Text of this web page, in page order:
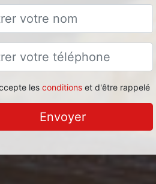
les conditionset d'être rappelé
Envoyer